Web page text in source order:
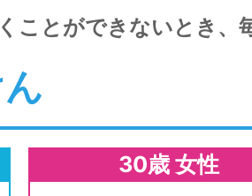
ことができないとき、
30歳 女性